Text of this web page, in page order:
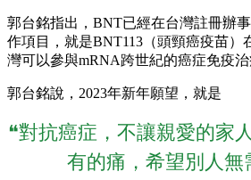
郭台銘指出，BNT已經在台灣註冊辦
作項目，就是BNT113（頭頸癌疫苗）
灣可以參與mRNA跨世紀的癌症免疫治
郭台銘說，2023年新年願望，就是
❝對抗癌症，不讓親愛的家
有的痛，希望別人無